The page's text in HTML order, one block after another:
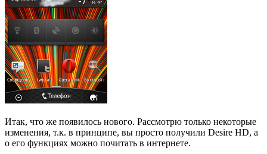
Итак, что же появилось нового. Рассмотрю только некоторые
изменения, т.к. в принципе, вы просто получили Desire HD, а
о его функциях можно почитать в интернете.